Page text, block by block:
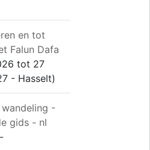
en tot
Falun Dafa
tot 27
- Hasselt)
wandeling -
gids - nl